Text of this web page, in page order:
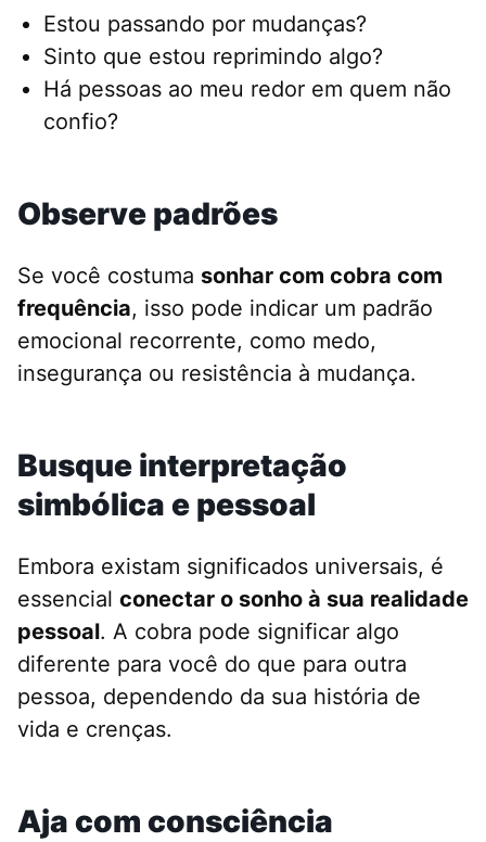
Estou passando por mudanças?
Sinto que estou reprimindo algo?
Há pessoas ao meu redor em quem não
confio?
Observe padrões
Se você costuma sonhar com cobra com
frequência, isso pode indicar um padrão
emocional recorrente, como medo,
insegurança ou resistência à mudança.
Busque interpretação
simbólica e pessoal
Embora existam significados universais, é
essencial conectar o sonho à sua realidade
pessoal. A cobra pode significar algo
diferente para você do que para outra
pessoa, dependendo da sua história de
vida e crenças.
Aja com consciência